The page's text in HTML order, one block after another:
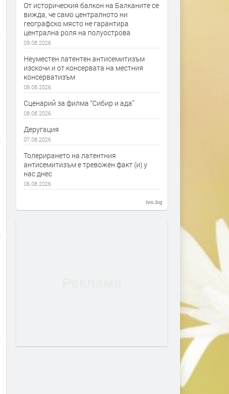
От историческия балкон на Балканите се
вижда, че само централното ни
географско място не гарантира
централна роля на полуострова
09.08.2026
Неуместен латентен антисемитизъм
изскочи и от консервата на местния
консерватизъм
08.08.2026
Сценарий за филма “Сибир и ада”
08.08.2026
Деругация
07.08.2026
Толерирането на латентния
антисемитизъм е тревожен факт (и) у
нас днес
06.08.2026
ivo.bg